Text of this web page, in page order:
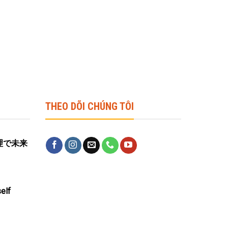
で未来
THEO DÕI CHÚNG TÔI